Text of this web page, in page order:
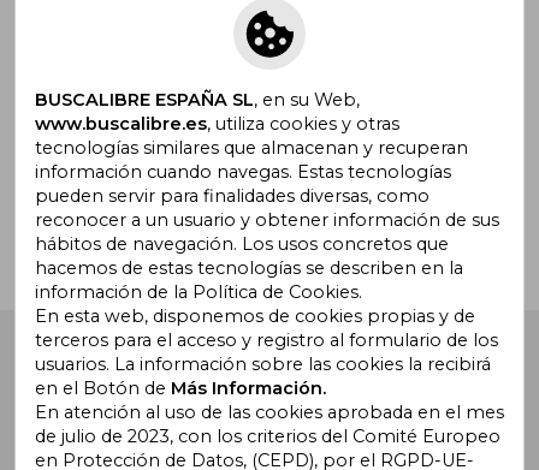
Suscríbete para recibir ofertas y
promociones
¿Necesitas ayuda?
Ir a Centro de Soporte
Buscalibre España . Calle Energía, 65, Nave 3 (08940),
Cornellà de Llobregat, Barcelona. Derechos Reservados.
BUSCALIBRE ESPAÑA SL, en su Web,
www.buscalibre.es, utiliza cookies y otras
tecnologías similares que almacenan y recuperan
información cuando navegas. Estas tecnologías
pueden servir para finalidades diversas, como
reconocer a un usuario y obtener información de sus
hábitos de navegación. Los usos concretos que
hacemos de estas tecnologías se describen en la
información de la Política de Cookies.
En esta web, disponemos de cookies propias y de
terceros para el acceso y registro al formulario de los
usuarios. La información sobre las cookies la recibirá
en el Botón de Más Información.
En atención al uso de las cookies aprobada en el mes
de julio de 2023, con los criterios del Comité Europeo
en Protección de Datos, (CEPD), por el RGPD-UE-